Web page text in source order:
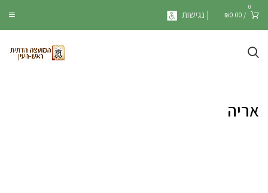
0
/
₪0.00 | נגישות
אריה